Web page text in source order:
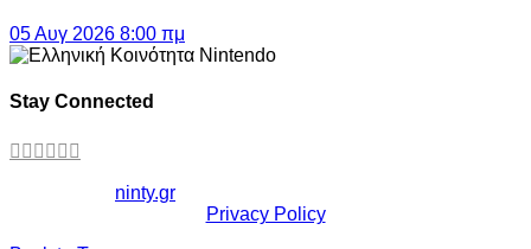
05 Αυγ 2026 8:00 πμ
Stay Connected
ninty.gr
Privacy Policy